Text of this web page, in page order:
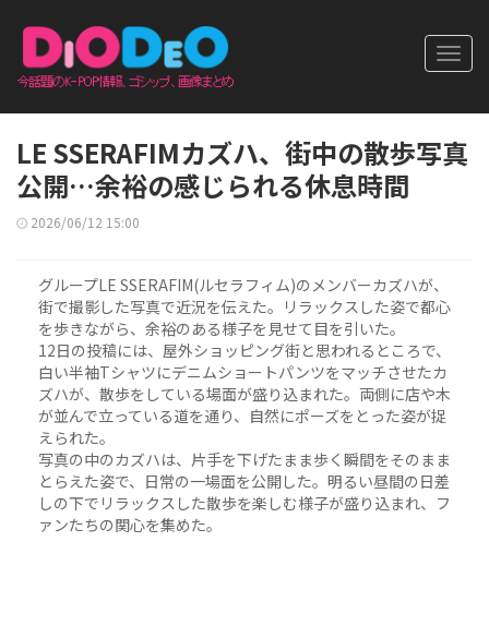
LE SSERAFIMカズハ、街中の散歩写真
公開…余裕の感じられる休息時間
2026/06/12 15:00
グループLE SSERAFIM(ルセラフィム)のメンバーカズハが、
街で撮影した写真で近況を伝えた。リラックスした姿で都心
を歩きながら、余裕のある様子を見せて目を引いた。
12日の投稿には、屋外ショッピング街と思われるところで、
白い半袖Tシャツにデニムショートパンツをマッチさせたカ
ズハが、散歩をしている場面が盛り込まれた。両側に店や木
が並んで立っている道を通り、自然にポーズをとった姿が捉
えられた。
写真の中のカズハは、片手を下げたまま歩く瞬間をそのまま
とらえた姿で、日常の一場面を公開した。明るい昼間の日差
しの下でリラックスした散歩を楽しむ様子が盛り込まれ、フ
ァンたちの関心を集めた。